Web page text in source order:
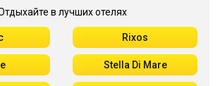
в лучших отелях
Rixos
Stella Di Mare